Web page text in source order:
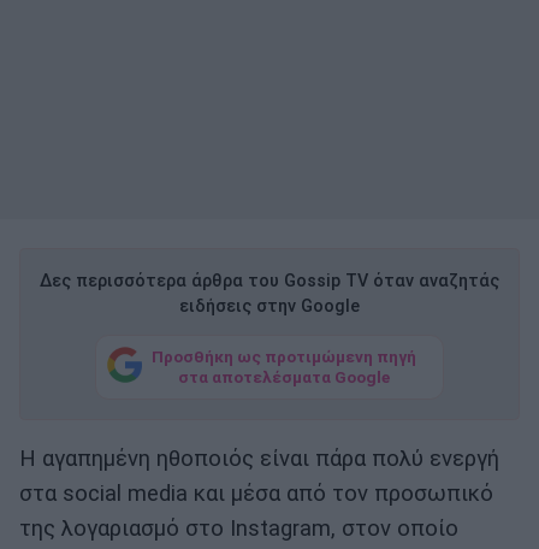
Δες περισσότερα άρθρα του Gossip TV όταν αναζητάς
ειδήσεις στην Google
Προσθήκη ως προτιμώμενη πηγή
στα αποτελέσματα Google
Η αγαπημένη ηθοποιός είναι πάρα πολύ ενεργή
στα social media και μέσα από τον προσωπικό
της λογαριασμό στο Instagram, στον οποίο